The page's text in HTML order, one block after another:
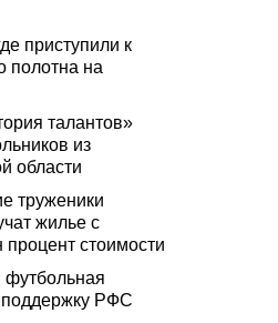
приступили к
полотна на
талантов»
из
области
труженики
жилье с
стоимости
футбольная
поддержку РФС